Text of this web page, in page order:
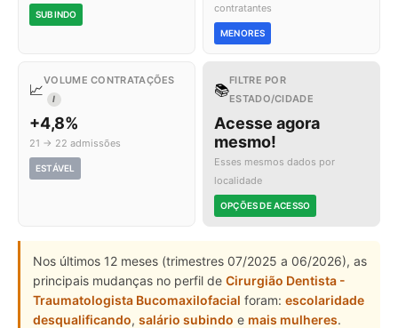
SUBINDO
contratantes
MENORES
📈
VOLUME CONTRATAÇÕES
I
+4,8%
21 → 22 admissões
ESTÁVEL
📚
FILTRE POR
ESTADO/CIDADE
Acesse agora
mesmo!
Esses mesmos dados por
localidade
OPÇÕES DE ACESSO
Nos últimos 12 meses (trimestres 07/2025 a 06/2026), as
principais mudanças no perfil de Cirurgião Dentista -
Traumatologista Bucomaxilofacial foram: escolaridade
desqualificando, salário subindo e mais mulheres.